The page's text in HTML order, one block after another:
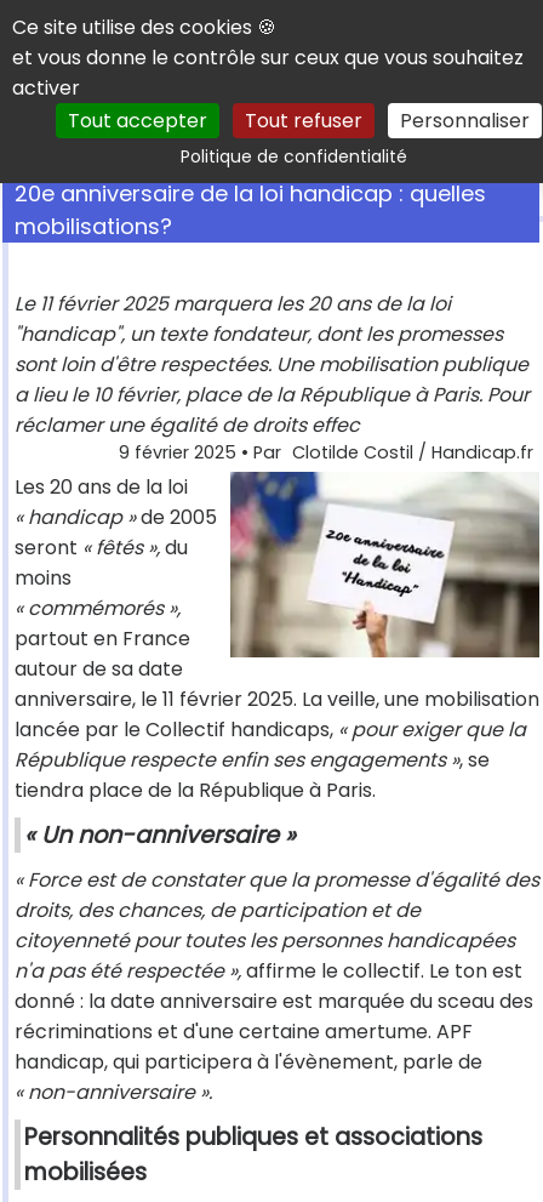
Panneau de gestion des cookies
Ce site utilise des cookies 🍪
et vous donne le contrôle sur ceux que vous souhaitez
activer
Tout accepter
Tout refuser Personnaliser
Politique de confidentialitéRechercher
20e anniversaire de la loi handicap : quelles
mobilisations?
Le 11 février 2025 marquera les 20 ans de la loi
"handicap", un texte fondateur, dont les promesses
sont loin d'être respectées. Une mobilisation publique
a lieu le 10 février, place de la République à Paris. Pour
réclamer une égalité de droits effec
9 février 2025 • Par Clotilde Costil / Handicap.fr
Les 20 ans de la loi
« handicap »de 2005
seront « fêtés »,du
moins
« commémorés »,
partout en France
autour de sa date
anniversaire, le 11 février 2025. La veille, une mobilisation
lancée par le Collectif handicaps, « pour exiger que la
République respecte enfin ses engagements », se
tiendra place de la République à Paris.
« Un non-anniversaire »
« Force est de constater que la promesse d'égalité des
droits, des chances, de participation et de
citoyenneté pour toutes les personnes handicapées
n'a pas été respectée »,affirme le collectif. Le ton est
donné : la date anniversaire est marquée du sceau des
récriminations et d'une certaine amertume. APF
handicap, qui participera à l'évènement, parle de
« non-anniversaire ».
Personnalités publiques et associations
mobilisées